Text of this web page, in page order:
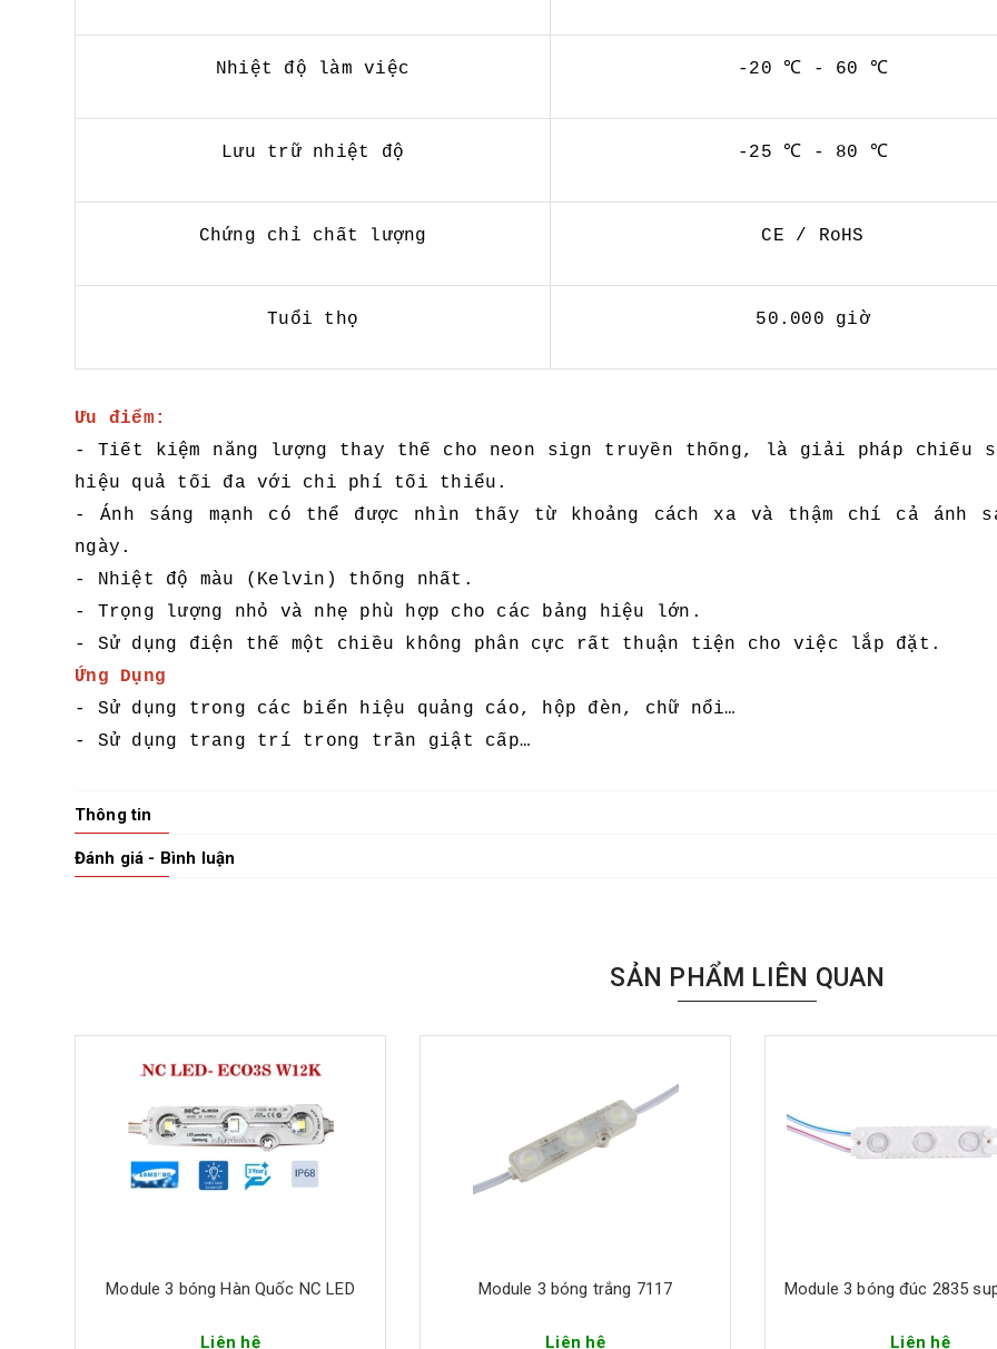
Nhiệt độ làm việc -20 ℃ - 60 ℃
Lưu trữ nhiệt độ -25 ℃ - 80 ℃
Chứng chỉ chất lượng CE / RoHS
Tuổi thọ 50.000 giờ
Ưu điểm:
- Tiết kiệm năng lượng thay thế cho neon sign truyền thống, là giải pháp chiếu
hiệu quả tối đa với chi phí tối thiểu.
- Ánh sáng mạnh có thể được nhìn thấy từ khoảng cách xa và thậm chí cả ánh
ngày.
- Nhiệt độ màu (Kelvin) thống nhất.
- Trọng lượng nhỏ và nhẹ phù hợp cho các bảng hiệu lớn.
- Sử dụng điện thế một chiều không phân cực rất thuận tiện cho việc lắp đặt.
Ứng Dụng
- Sử dụng trong các biển hiệu quảng cáo, hộp đèn, chữ nổi…
- Sử dụng trang trí trong trần giật cấp…
Thông tin
Đánh giá - Bình luận
SẢN PHẨM LIÊN QUAN
Module 3 bóng Hàn Quốc NC LED
Liên hệ
Module 3 bóng trắng 7117
Liên hệ
Module 3 bóng đúc 2835
Liên hệ